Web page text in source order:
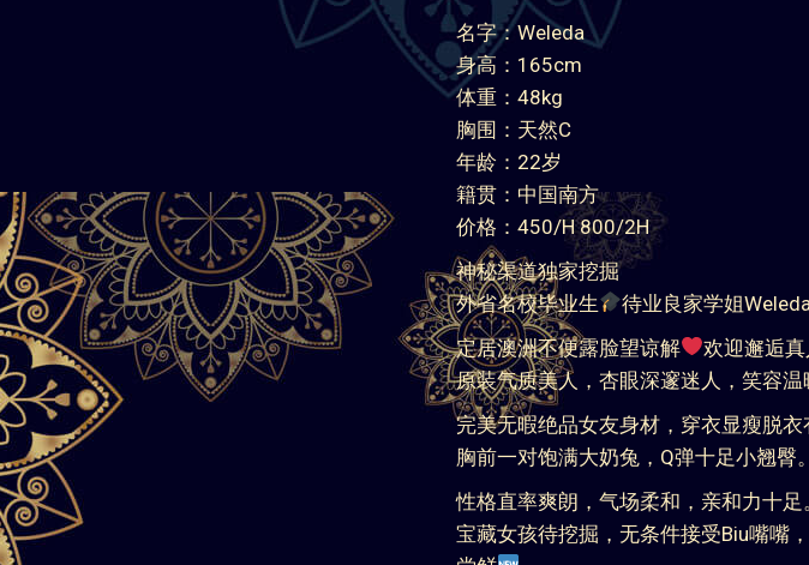
名字：Weleda
身高：165cm
体重：48kg
胸围：天然C
年龄：22岁
籍贯：中国南方
价格：450/H 800/2H
神秘渠道独家挖掘
外省名校毕业生
待业良家学姐Weleda
定居澳洲不便露脸望谅解
欢迎邂逅真
原装气质美人，杏眼深邃迷人，笑容温
完美无暇绝品女友身材，穿衣显瘦脱衣
胸前一对饱满大奶兔，Q弹十足小翘臀。
性格直率爽朗，气场柔和，亲和力十
宝藏女孩待挖掘，无条件接受Biu嘴嘴